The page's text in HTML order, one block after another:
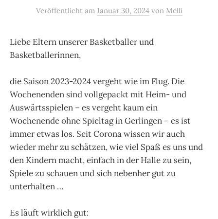
Veröffentlicht am Januar 30, 2024 von Melli
Liebe Eltern unserer Basketballer und
Basketballerinnen,
die Saison 2023-2024 vergeht wie im Flug. Die
Wochenenden sind vollgepackt mit Heim- und
Auswärtsspielen – es vergeht kaum ein
Wochenende ohne Spieltag in Gerlingen – es ist
immer etwas los. Seit Corona wissen wir auch
wieder mehr zu schätzen, wie viel Spaß es uns und
den Kindern macht, einfach in der Halle zu sein,
Spiele zu schauen und sich nebenher gut zu
unterhalten …
Es läuft wirklich gut: